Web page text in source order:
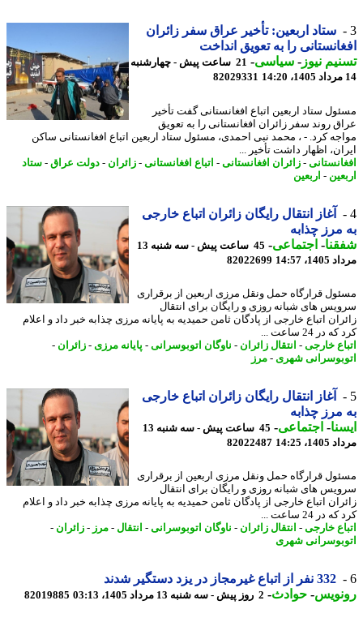
ستاد اربعین: تأخیر عراق سفر زائران
را به تعویق انداخت
نیوز-سیاسی-
21 ساعت پیش - چهارشنبه
82029331
ستاد اربعین اتباع افغانستانی گفت تأخیر
روند سفر زائران افغانستانی را به تعویق
کرد. - ، محمد نبی احمدی، مسئول ستاد اربعین اتباع افغانستانی ساکن
اظهار داشت تأخیر ...
-زائران افغانستانی-اتباع افغانستانی-زائران- دولت عراق- ستاد
-اربعین
آغاز انتقال رایگان زائران اتباع خارجی
چذابه
-اجتماعی-
45 ساعت پیش - سه شنبه 13
14:57
82022699
قرارگاه حمل ونقل مرزی اربعین از برقراری
های شبانه روزی و رایگان برای انتقال
اتباع خارجی از پادگان ثامن حمیدیه به پایانه مرزی چذابه خبر داد و اعلام
در 24 ساعت ...
خارجی-انتقال زائران- ناوگان اتوبوسرانی- پایانه مرزی- زائران-
شهری- مرز
آغاز انتقال رایگان زائران اتباع خارجی
چذابه
-اجتماعی-
45 ساعت پیش - سه شنبه 13
14:25
82022487
قرارگاه حمل ونقل مرزی اربعین از برقراری
های شبانه روزی و رایگان برای انتقال
اتباع خارجی از پادگان ثامن حمیدیه به پایانه مرزی چذابه خبر داد و اعلام
در 24 ساعت ...
خارجی-انتقال زائران- ناوگان اتوبوسرانی- انتقال-مرز-زائران-
شهری
332 نفر از اتباع غیرمجاز در یزد دستگیر شدند
-حوادث -2 روز پیش - سه شنبه 13 مرداد 1405، 03:13 82019885